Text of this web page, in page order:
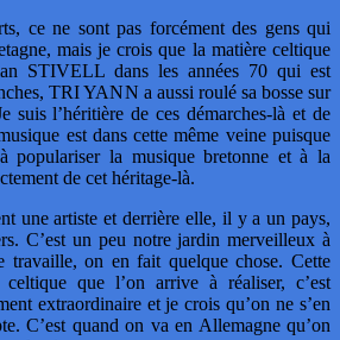
ce ne sont pas forcément des gens qui
mais je crois que la matière celtique
STIVELL dans les années 70 qui est
TRI YANN a aussi roulé sa bosse sur
suis l’héritière de ces démarches-là et de
est dans cette même veine puisque
populariser la musique bretonne et à la
de cet héritage-là.
une artiste et derrière elle, il y a un pays,
C’est un peu notre jardin merveilleux à
travaille, on en fait quelque chose. Cette
que l’on arrive à réaliser, c’est
extraordinaire et je crois qu’on ne s’en
C’est quand on va en Allemagne qu’on